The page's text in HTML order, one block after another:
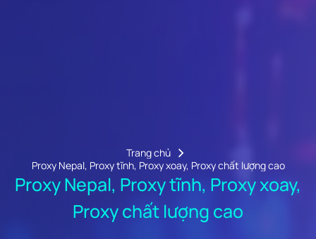
Trang chủ
Proxy Nepal, Proxy tĩnh, Proxy xoay, Proxy chất lượng cao
Proxy Nepal, Proxy tĩnh, Proxy xoay,
Proxy chất lượng cao